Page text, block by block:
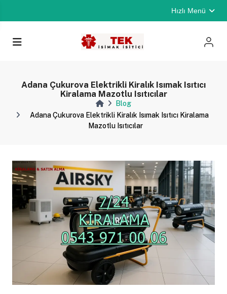
Hızlı Menü
Adana Çukurova Elektrikli Kiralık Isımak Isıtıcı
Kiralama Mazotlu Isıtıcılar
Blog
Adana Çukurova Elektrikli Kiralık Isımak Isıtıcı Kiralama
Mazotlu Isıtıcılar